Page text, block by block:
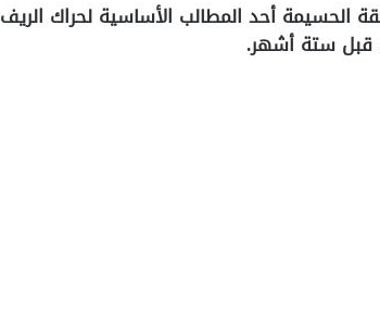
الحسيمة أحد المطالب الأساسية لحراك الريف
قبل ستة أشهر.